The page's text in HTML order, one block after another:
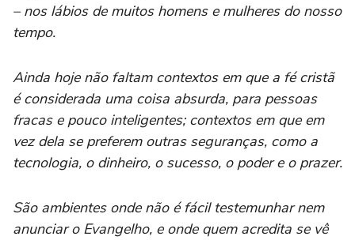
– nos lábios de muitos homens e mulheres do nosso
tempo.
Ainda hoje não faltam contextos em que a fé cristã
é considerada uma coisa absurda, para pessoas
fracas e pouco inteligentes; contextos em que em
vez dela se preferem outras seguranças, como a
tecnologia, o dinheiro, o sucesso, o poder e o prazer.
São ambientes onde não é fácil testemunhar nem
anunciar o Evangelho, e onde quem acredita se vê